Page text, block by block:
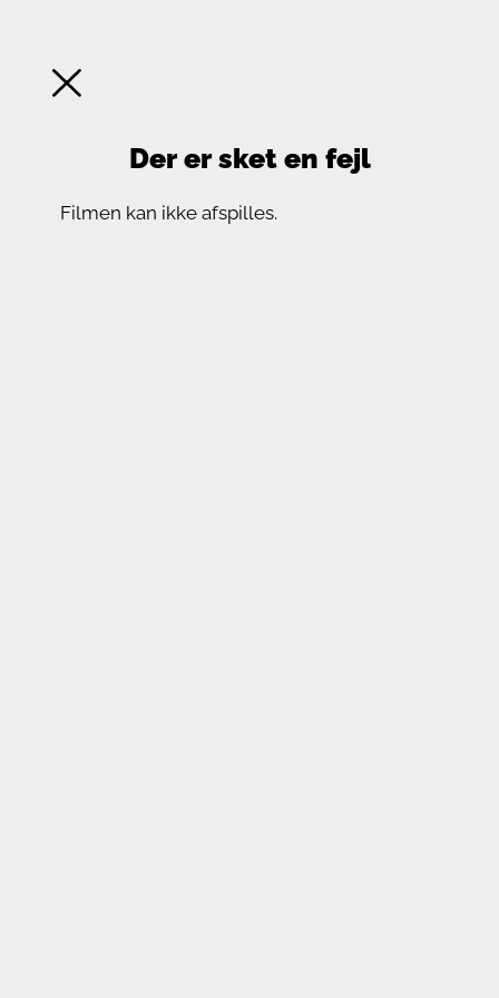
Der er sket en fejl
Filmen kan ikke afspilles.